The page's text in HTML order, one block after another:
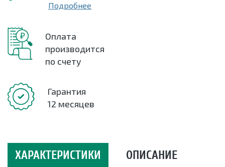
Подробнее
Оплата
производится
по счету
Гарантия
12 месяцев
ХАРАКТЕРИСТИКИ ОПИСАНИЕ